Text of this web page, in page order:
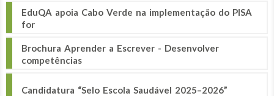
EduQA apoia Cabo Verde na implementação do PISA
for
Brochura Aprender a Escrever - Desenvolver
competências
Candidatura “Selo Escola Saudável 2025–2026”